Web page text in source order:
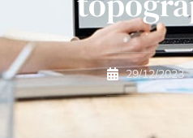
29/12/2023